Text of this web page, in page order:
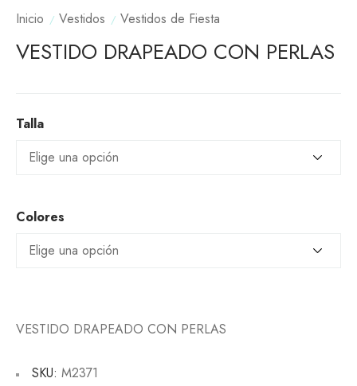
Inicio Vestidos Vestidos de Fiesta
VESTIDO DRAPEADO CON PERLAS
Talla
Colores
VESTIDO DRAPEADO CON PERLAS
SKU: M2371